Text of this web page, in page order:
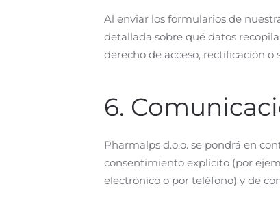
Al enviar los formularios de
detallada sobre qué datos
derecho de acceso, rectificación o
6.
Pharmalps d.o.o. se pondrá en
consentimiento explícito (por
electrónico o por teléfono) y de